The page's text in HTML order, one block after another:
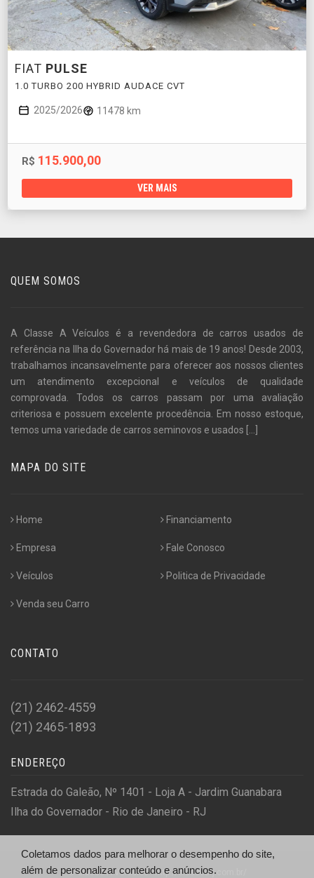
FIAT PULSE
1.0 TURBO 200 HYBRID AUDACE CVT
2025/2026 11478 km
R$ 115.900,00
VER MAIS
QUEM SOMOS
A Classe A Veículos é a revendedora de carros usados de
referência na Ilha do Governador há mais de 19 anos! Desde 2003,
trabalhamos incansavelmente para oferecer aos nossos clientes
um atendimento excepcional e veículos de qualidade
comprovada. Todos os carros passam por uma avaliação
criteriosa e possuem excelente procedência. Em nosso estoque,
temos uma variedade de carros seminovos e usados [...]
MAPA DO SITE
Home
Empresa
Veículos
Venda seu Carro
Financiamento
Fale Conosco
Politica de Privacidade
CONTATO
(21) 2462-4559
(21) 2465-1893
ENDEREÇO
Estrada do Galeão, Nº 1401 - Loja A - Jardim Guanabara
Ilha do Governador - Rio de Janeiro - RJ
© Classe A Veículos - http://classearj.com.br/
Coletamos dados para melhorar o desempenho do site,
além de personalizar conteúdo e anúncios.